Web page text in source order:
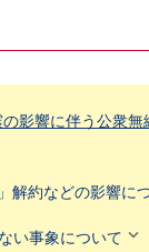
影響に伴う公衆無
解約などの影響に
い事象について 